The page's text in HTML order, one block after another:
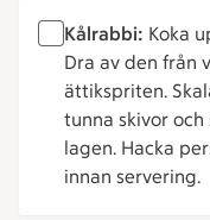
Kålrabbi: Koka
Dra av den från
ättikspriten.
tunna skivor och
lagen. Hacka
innan servering.